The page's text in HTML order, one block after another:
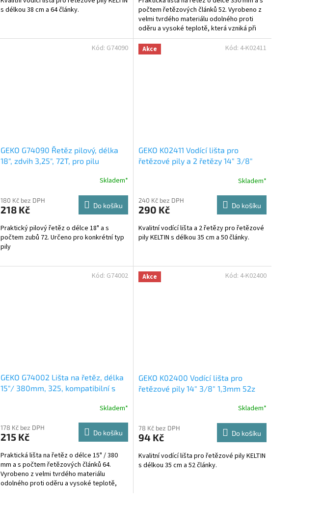
s délkou 38 cm a 64 články.
počtem řetězových článků 52. Vyrobeno z
velmi tvrdého materiálu odolného proti
oděru a vysoké teplotě, která vzniká při
práci s...
GEKO G74090 Řetěz pilový, délka
18", zdvih 3,25", 72T, pro pilu
Skladem*
180 Kč bez DPH
218 Kč Do košíku
Praktický pilový řetěz o délce 18" a s
počtem zubů 72. Určeno pro konkrétní typ
pily
Kód: G74090 Akce
GEKO K02411 Vodící lišta pro
řetězové pily a 2 řetězy 14" 3/8"
Skladem*
240 Kč bez DPH
290 Kč Do košíku
Kvalitní vodící lišta a 2 řetězy pro řetězové
pily KELTIN s délkou 35 cm a 50 články.
Kód: 4-K02411
GEKO G74002 Lišta na řetěz, délka
15"/ 380mm, 325, kompatibilní s
Skladem*
178 Kč bez DPH
215 Kč Do košíku
Praktická lišta na řetěz o délce 15" / 380
mm a s počtem řetězových článků 64.
Vyrobeno z velmi tvrdého materiálu
odolného proti oděru a vysoké teplotě,
Kód: G74002 Akce
GEKO K02400 Vodící lišta pro
řetězové pily 14" 3/8" 1,3mm 52z
Skladem*
78 Kč bez DPH
94 Kč Do košíku
Kvalitní vodící lišta pro řetězové pily KELTIN
s délkou 35 cm a 52 články.
Kód: 4-K02400